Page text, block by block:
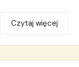
Czytaj więcej